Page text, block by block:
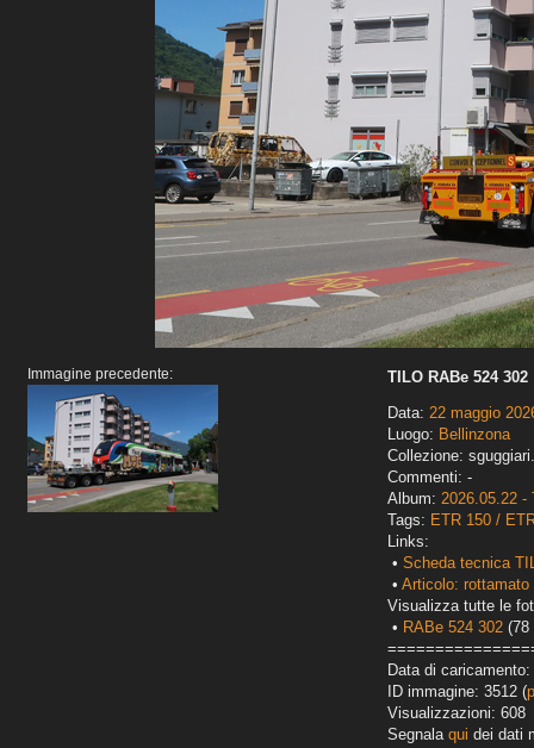
Immagine precedente:
TILO RABe 524 302
Data: 22 maggio
Luogo: Bellinzona
Collezione:
Commenti: -
Album: 2026.05.22 -
Tags: ETR 150 /
Links:
• Scheda tecnica
• Articolo:
Visualizza tutte le
• RABe 524 302 (78
Data di
ID immagine: 3512 (
Visualizzazioni: 608
Segnala qui dei dati